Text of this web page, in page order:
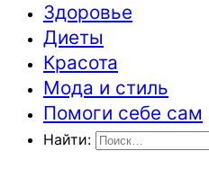
Траектория
Здоровье
Диеты
Красота
Мода и стиль
Помоги себе сам
Найти: